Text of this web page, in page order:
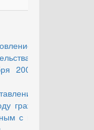
РФ от
2009 г. №
"О
в
гражданам,
с военной